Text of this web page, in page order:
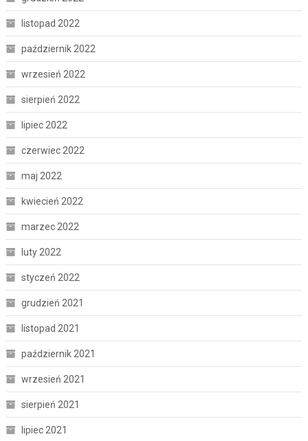
listopad 2022
październik 2022
wrzesień 2022
sierpień 2022
lipiec 2022
czerwiec 2022
maj 2022
kwiecień 2022
marzec 2022
luty 2022
styczeń 2022
grudzień 2021
listopad 2021
październik 2021
wrzesień 2021
sierpień 2021
lipiec 2021